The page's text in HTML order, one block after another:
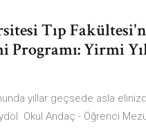
Tıp
Programı: Yirmi
yıllar geçsede asla
Okul Andaç - Öğrenci